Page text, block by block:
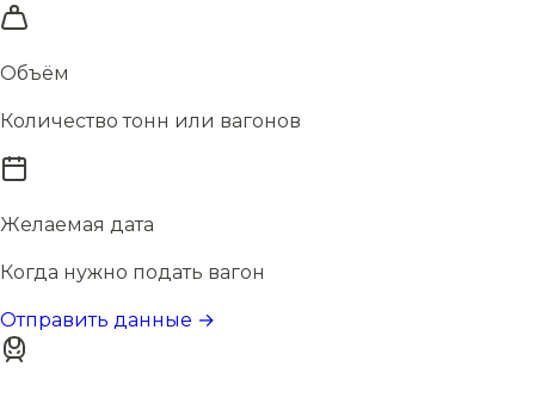
Объём
Количество тонн или вагонов
Желаемая дата
Когда нужно подать вагон
Отправить данные →